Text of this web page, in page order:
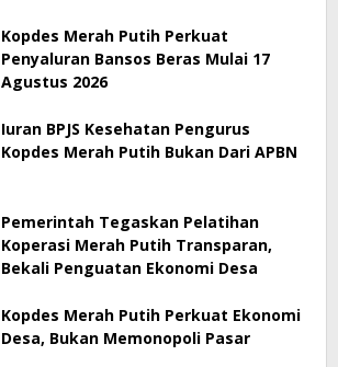
Kopdes Merah Putih Perkuat
Penyaluran Bansos Beras Mulai 17
Agustus 2026
Iuran BPJS Kesehatan Pengurus
Kopdes Merah Putih Bukan Dari APBN
Pemerintah Tegaskan Pelatihan
Koperasi Merah Putih Transparan,
Bekali Penguatan Ekonomi Desa
Kopdes Merah Putih Perkuat Ekonomi
Desa, Bukan Memonopoli Pasar